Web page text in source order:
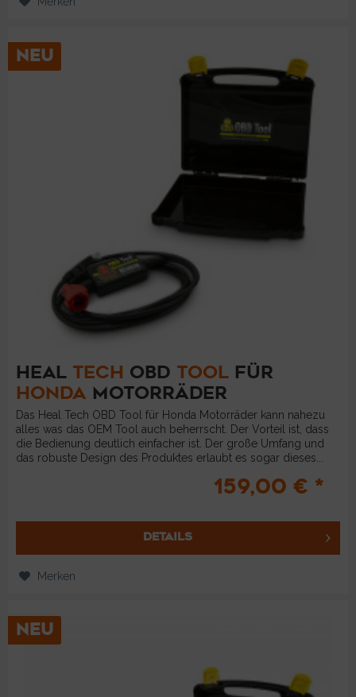
NEU
HEAL TECH OBD TOOL FÜR
HONDA MOTORRÄDER
Das Heal Tech OBD Tool für Honda Motorräder kann nahezu
alles was das OEM Tool auch beherrscht. Der Vorteil ist, dass
die Bedienung deutlich einfacher ist. Der große Umfang und
das robuste Design des Produktes erlaubt es sogar dieses...
159,00 € *
DETAILS
Merken
NEU